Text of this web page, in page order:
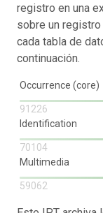
registro en una
sobre un
cada tabla de
continuación.
Occurrence (core)
91226
Identification
70104
Multimedia
59062